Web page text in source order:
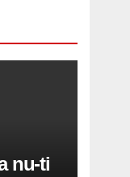
nu-ti